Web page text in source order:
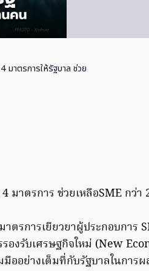
มาตรการให้รัฐบาล ช่วย
มาตรการ ช่วยเหลือSME กว่
ตรการเยียวยาผู้ประกอบการ
องรับเศรษฐกิจใหม่ (New
ออย่างเต็มที่กับรัฐบาลในการ